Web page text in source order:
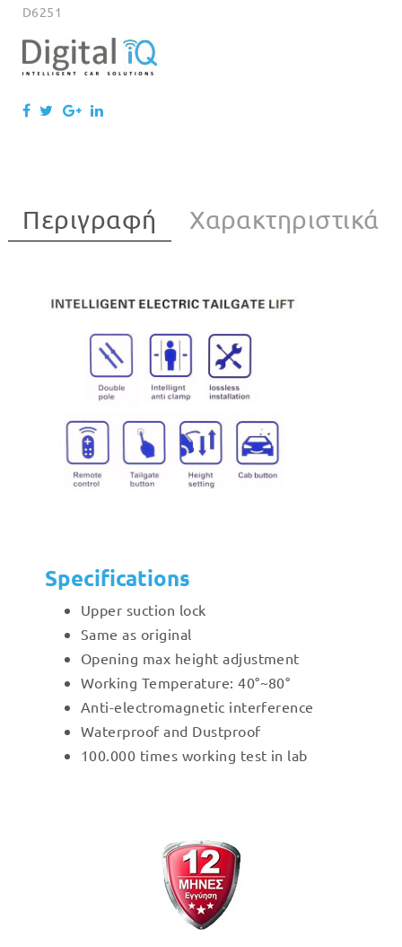
D6251
Περιγραφή Χαρακτηριστικά
Specifications
Upper suction lock
Same as original
Opening max height adjustment
Working Temperature: 40°~80°
Anti-electromagnetic interference
Waterproof and Dustproof
100.000 times working test in lab